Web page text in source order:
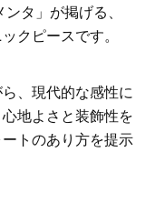
タ」が掲げる、
クピースです。
、現代的な感性に
地よさと装飾性を
トのあり方を提示